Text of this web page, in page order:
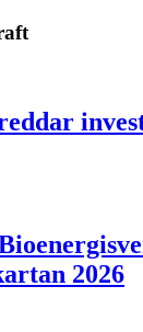
2026